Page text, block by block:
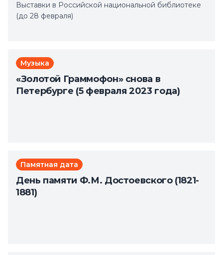
Выставки в Российской национальной библиотеке
(до 28 февраля)
Музыка
«Золотой Граммофон» снова в
Петербурге (5 февраля 2023 года)
Памятная дата
День памяти Ф.М. Достоевского (1821-
1881)